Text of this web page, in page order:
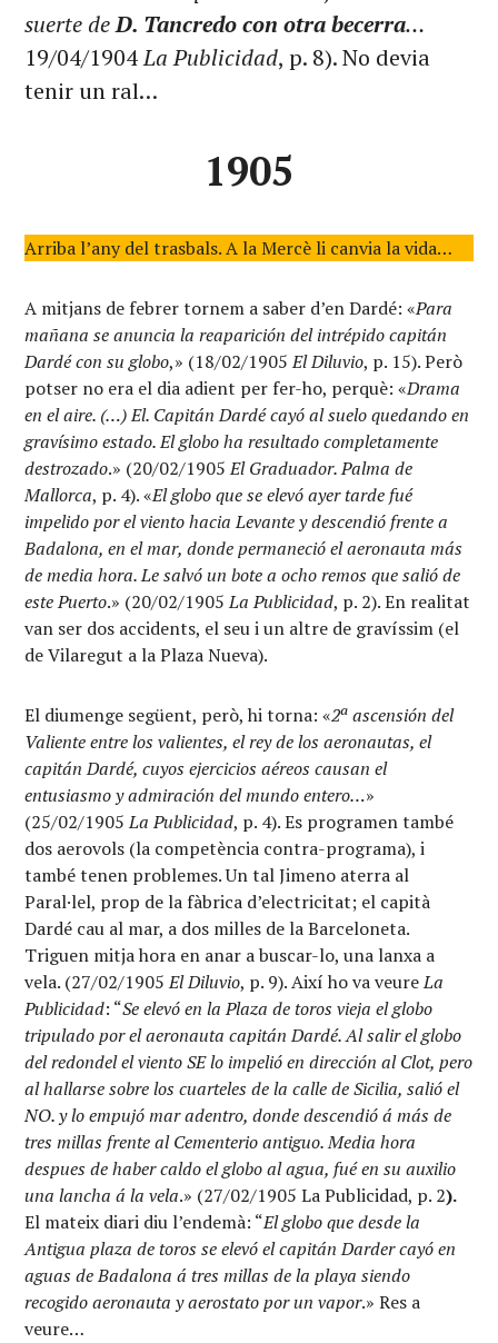
suerte deD. Tancredo con otra becerra…
19/04/1904La Publicidad, p. 8). No devia
tenir un ral…
1905
Arriba l’any del trasbals. A la Mercè li canvia la vida…
A mitjans de febrer tornem a saber d’en Dardé: «Para
mañana se anuncia la reaparición del intrépido capitán
Dardé con su globo,» (18/02/1905El Diluvio, p. 15). Però
potser no era el dia adient per fer-ho, perquè: «Drama
en el aire. (…) El. Capitán Dardé cayó al suelo quedando en
gravísimo estado. El globo ha resultado completamente
destrozado.» (20/02/1905El Graduador. Palma de
Mallorca, p. 4). «El globo que se elevó ayer tarde fué
impelido por el viento hacia Levante y descendió frente a
Badalona, en el mar, donde permaneció el aeronauta más
de media hora. Le salvó un bote a ocho remos que salió de
este Puerto.» (20/02/1905La Publicidad, p. 2). En realitat
van ser dos accidents, el seu i un altre de gravíssim (el
de Vilaregut a la Plaza Nueva).
El diumenge següent, però, hi torna: «2ª ascensión del
Valiente entre los valientes, el rey de los aeronautas, el
capitán Dardé, cuyos ejercicios aéreos causan el
entusiasmo y admiración del mundo entero…»
(25/02/1905La Publicidad, p. 4). Es programen també
dos aerovols (la competència contra-programa), i
també tenen problemes. Un tal Jimeno aterra al
Paral·lel, prop de la fàbrica d’electricitat; el capità
Dardé cau al mar, a dos milles de la Barceloneta.
Triguen mitja hora en anar a buscar-lo, una lanxa a
vela. (27/02/1905El Diluvio, p. 9). Així ho va veureLa
Publicidad: “Se elevó en la Plaza de toros vieja el globo
tripulado por el aeronauta capitán Dardé. Al salir el globo
del redondel el viento SE lo impelió en dirección al Clot, pero
al hallarse sobre los cuarteles de la calle de Sicilia, salió el
NO. y lo empujó mar adentro, donde descendió á más de
tres millas frente al Cementerio antiguo. Media hora
despues de haber caldo el globo al agua, fué en su auxilio
una lancha á la vela.» (27/02/1905 La Publicidad, p. 2).
El mateix diari diu l’endemà: “El globo que desde la
Antigua plaza de toros se elevó el capitán Darder cayó en
aguas de Badalona á tres millas de la playa siendo
recogido aeronauta y aerostato por un vapor.» Res a
veure…